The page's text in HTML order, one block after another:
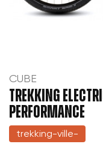
CUBE
TREKKING
PERFORMANCE
trekking-ville-